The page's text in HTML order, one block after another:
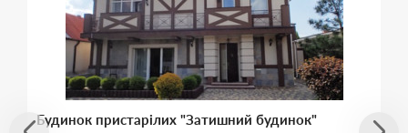
Будинок пристарілих "Затишний будинок"